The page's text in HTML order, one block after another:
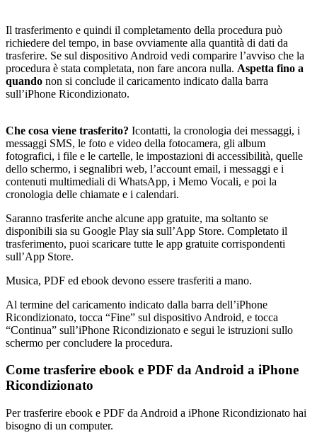
Il trasferimento e quindi il completamento della procedura può
richiedere del tempo, in base ovviamente alla quantità di dati da
trasferire. Se sul dispositivo Android vedi comparire l’avviso che la
procedura è stata completata, non fare ancora nulla. Aspetta fino a
quando non si conclude il caricamento indicato dalla barra
sull’iPhone Ricondizionato.
Che cosa viene trasferito? Icontatti, la cronologia dei messaggi, i
messaggi SMS, le foto e video della fotocamera, gli album
fotografici, i file e le cartelle, le impostazioni di accessibilità, quelle
dello schermo, i segnalibri web, l’account email, i messaggi e i
contenuti multimediali di WhatsApp, i Memo Vocali, e poi la
cronologia delle chiamate e i calendari.
Saranno trasferite anche alcune app gratuite, ma soltanto se
disponibili sia su Google Play sia sull’App Store. Completato il
trasferimento, puoi scaricare tutte le app gratuite corrispondenti
sull’App Store.
Musica, PDF ed ebook devono essere trasferiti a mano.
Al termine del caricamento indicato dalla barra dell’iPhone
Ricondizionato, tocca “Fine” sul dispositivo Android, e tocca
“Continua” sull’iPhone Ricondizionato e segui le istruzioni sullo
schermo per concludere la procedura.
Come trasferire ebook e PDF da Android a iPhone
Ricondizionato
Per trasferire ebook e PDF da Android a iPhone Ricondizionato hai
bisogno di un computer.